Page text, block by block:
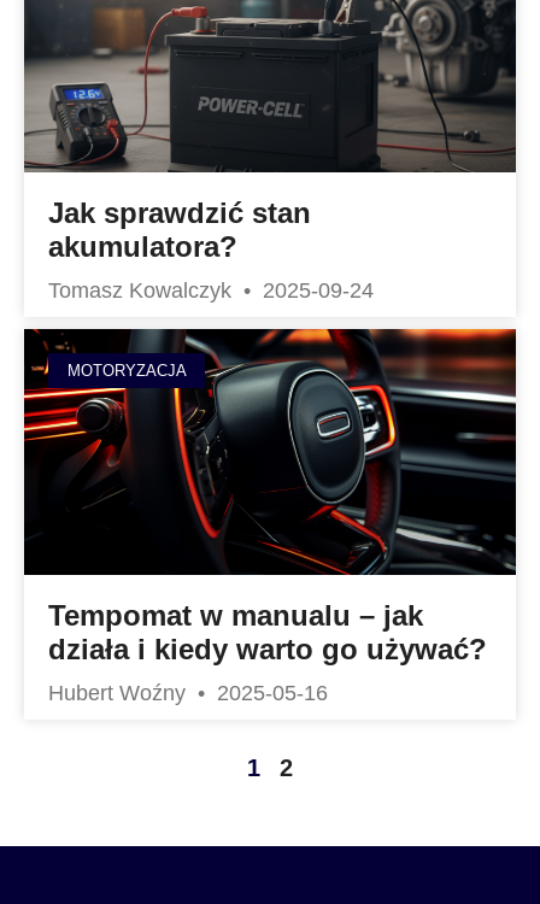
Jak sprawdzić stan
akumulatora?
Tomasz Kowalczyk 2025-09-24
MOTORYZACJA
Tempomat w manualu – jak
działa i kiedy warto go używać?
Hubert Woźny 2025-05-16
1 2